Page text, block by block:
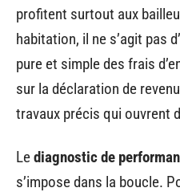
profitent surtout aux
habitation, il ne s’agit pas
pure et simple des frais
sur la déclaration de
travaux précis qui ouvrent
Lediagnostic de
s’impose dans la boucle.